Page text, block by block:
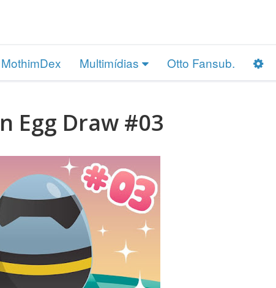
MothimDex Multimídias Otto Fansub.
Egg Draw #03